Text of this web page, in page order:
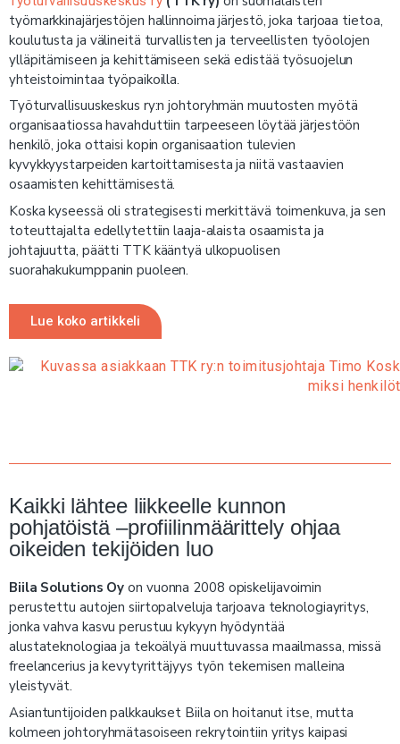
työmarkkinajärjestöjen hallinnoima järjestö, joka tarjoaa tietoa,
koulutusta ja välineitä turvallisten ja terveellisten työolojen
ylläpitämiseen ja kehittämiseen sekä edistää työsuojelun
yhteistoimintaa työpaikoilla.
Työturvallisuuskeskus ry:n johtoryhmän muutosten myötä
organisaatiossa havahduttiin tarpeeseen löytää järjestöön
henkilö, joka ottaisi kopin organisaation tulevien
kyvykkyystarpeiden kartoittamisesta ja niitä vastaavien
osaamisten kehittämisestä.
Koska kyseessä oli strategisesti merkittävä toimenkuva, ja sen
toteuttajalta edellytettiin laaja-alaista osaamista ja
johtajuutta, päätti TTK kääntyä ulkopuolisen
suorahakukumppanin puoleen.
Lue koko artikkeli
Kaikki lähtee liikkeelle kunnon
pohjatöistä –profiilinmäärittely ohjaa
oikeiden tekijöiden luo
Biila Solutions Oy on vuonna 2008 opiskelijavoimin
perustettu autojen siirtopalveluja tarjoava teknologiayritys,
jonka vahva kasvu perustuu kykyyn hyödyntää
alustateknologiaa ja tekoälyä muuttuvassa maailmassa, missä
freelancerius ja kevytyrittäjyys työn tekemisen malleina
yleistyvät.
Asiantuntijoiden palkkaukset Biila on hoitanut itse, mutta
kolmeen johtoryhmätasoiseen rekrytointiin yritys kaipasi